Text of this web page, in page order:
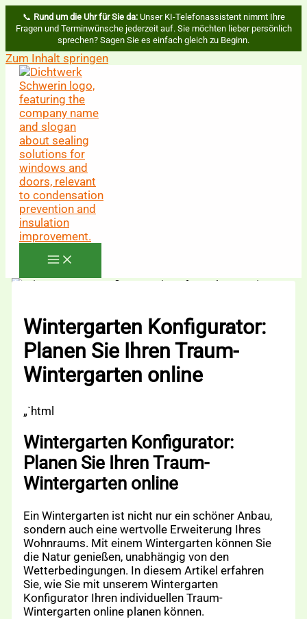
📞 Rund um die Uhr für Sie da:Unser KI-Telefonassistent nimmt Ihre
Fragen und Terminwünsche jederzeit auf. Sie möchten lieber persönlich
sprechen? Sagen Sie es einfach gleich zu Beginn.
Zum Inhalt springen
Wintergarten Konfigurator:
Planen Sie Ihren Traum-
Wintergarten online
„`html
Wintergarten Konfigurator:
Planen Sie Ihren Traum-
Wintergarten online
Ein Wintergarten ist nicht nur ein schöner Anbau,
sondern auch eine wertvolle Erweiterung Ihres
Wohnraums. Mit einem Wintergarten können Sie
die Natur genießen, unabhängig von den
Wetterbedingungen. In diesem Artikel erfahren
Sie, wie Sie mit unserem Wintergarten
Konfigurator Ihren individuellen Traum-
Wintergarten online planen können.